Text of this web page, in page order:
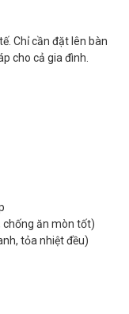
Chỉ cần đặt lên bàn
cho cả gia đình.
chống ăn mòn tốt)
tỏa nhiệt đều)